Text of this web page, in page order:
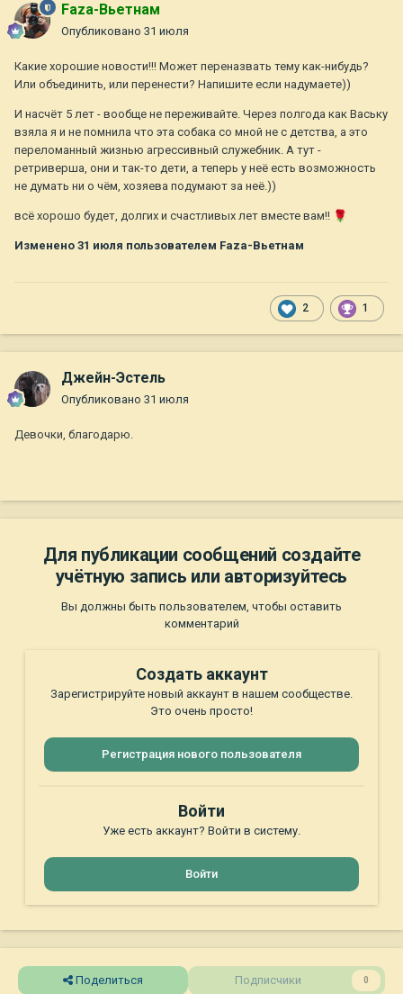
Faza-Вьетнам
Опубликовано 31 июля
Какие хорошие новости!!! Может переназвать тему как-нибудь?
Или объединить, или перенести? Напишите если надумаете))
И насчёт 5 лет - вообще не переживайте. Через полгода как Ваську
взяла я и не помнила что эта собака со мной не с детства, а это
переломанный жизнью агрессивный служебник. А тут -
ретриверша, они и так-то дети, а теперь у неё есть возможность
не думать ни о чём, хозяева подумают за неё.))
всё хорошо будет, долгих и счастливых лет вместе вам!! 🌹
Изменено 31 июля пользователем Faza-Вьетнам
2 1
Джейн-Эстель
Опубликовано 31 июля
Девочки, благодарю.
Для публикации сообщений создайте
учётную запись или авторизуйтесь
Вы должны быть пользователем, чтобы оставить
комментарий
Создать аккаунт
Зарегистрируйте новый аккаунт в нашем сообществе.
Это очень просто!
Регистрация нового пользователя
Войти
Уже есть аккаунт? Войти в систему.
Войти
Поделиться Подписчики 0